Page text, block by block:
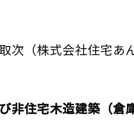
次（株式会社住宅あ
住宅木造建築（倉